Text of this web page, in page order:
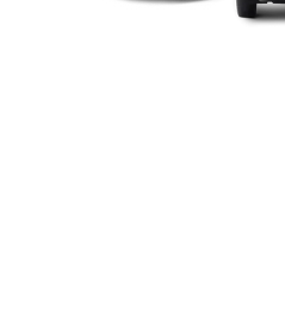
rute di Demak maupun luar
Dengan dukungan armada
Kebutuhan perjalanan di
penting, seperti kawasan